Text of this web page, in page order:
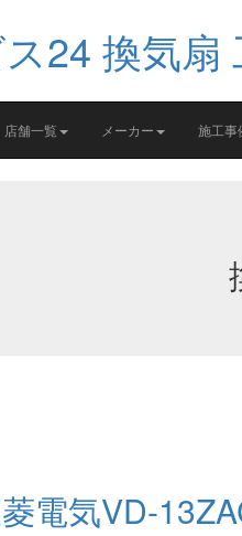
店舗一覧 メーカー 施工事
電気VD-